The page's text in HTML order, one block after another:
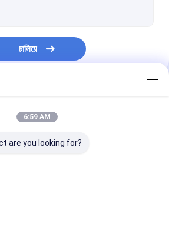
চালিয়ে
6:59 AM
are you looking for?